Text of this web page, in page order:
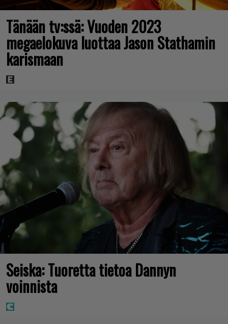
Tänään tv:ssä: Vuoden 2023
megaelokuva luottaa Jason Stathamin
karismaan
Seiska: Tuoretta tietoa Dannyn
voinnista